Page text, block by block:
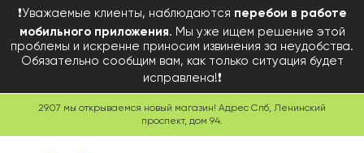
❗Уважаемые клиенты, наблюдаются перебои в работе
мобильного приложения. Мы уже ищем решение этой
проблемы и искренне приносим извинения за неудобства.
Обязательно сообщим вам, как только ситуация будет
исправлена!❗
29.07 мы открываемся новый магазин! Адрес Спб, Ленинский
проспект, дом 94.
Сегодня в розничной
торговле